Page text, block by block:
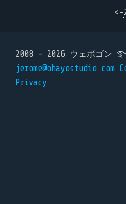
<-
2008 - 2026 ウェボゴン
jerome@ohayostudio.com
Privacy